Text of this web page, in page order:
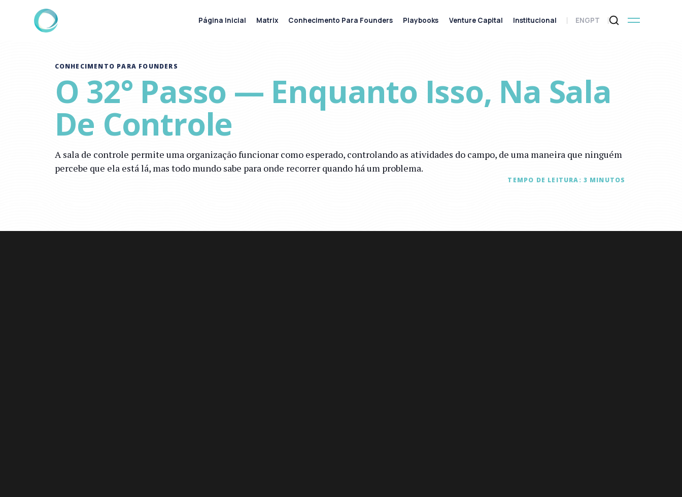
CONHECIMENTO PARA FOUNDERS
O 32° Passo — Enquanto Isso, Na Sala
De Controle
A sala de controle permite uma organização funcionar como esperado, controlando as atividades do campo, de uma maneira que ninguém
percebe que ela está lá, mas todo mundo sabe para onde recorrer quando há um problema.
TEMPO DE LEITURA: 3 MINUTOS
Página Inicial Matrix Conhecimento Para Founders Playbooks Venture Capital Institucional ENGPT